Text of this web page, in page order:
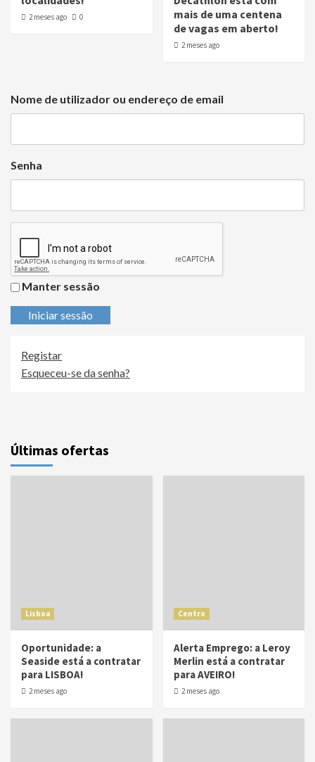
2 meses ago 0
mais de uma centena
de vagas em aberto!
2 meses ago
Nome de utilizador ou endereço de email
Senha
Manter sessão
Iniciar sessão
Registar
Esqueceu-se da senha?
Últimas ofertas
Lisboa
Oportunidade: a
Seaside está a contratar
para LISBOA!
2 meses ago
Centro
Alerta Emprego: a Leroy
Merlin está a contratar
para AVEIRO!
2 meses ago